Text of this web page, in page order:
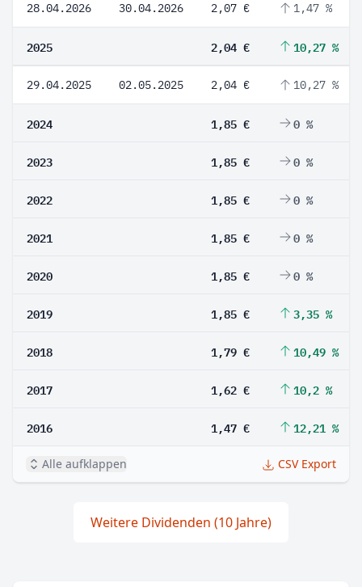
28.04.2026 30.04.2026 2,07 € 1,47 %
2025 2,04 € 10,27 %
29.04.2025 02.05.2025 2,04 € 10,27 %
2024 1,85 € 0 %
2023 1,85 € 0 %
2022 1,85 € 0 %
2021 1,85 € 0 %
2020 1,85 € 0 %
2019 1,85 € 3,35 %
2018 1,79 € 10,49 %
2017 1,62 € 10,2 %
2016 1,47 € 12,21 %
Alle aufklappen CSV Export
Weitere Dividenden (10 Jahre)